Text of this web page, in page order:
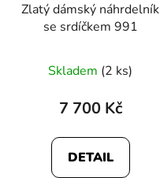
Zlatý dámský náhrdelník
se srdíčkem 991
Skladem (2 ks)
7 700 Kč
DETAIL